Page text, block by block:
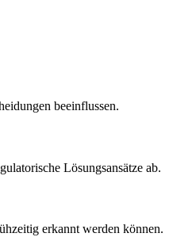
beeinflussen.
Lösungsansätze ab.
erkannt werden können.